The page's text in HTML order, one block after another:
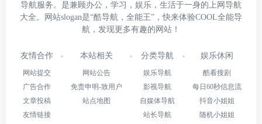
导航服务。是兼顾办公，学习，娱乐，生活于一身的上网导航
大全。网站slogan是“酷导航，全能王”，快来体验COOL全能导
航，发现更多有趣的网站！
友情合作
网站提交
广告合作
文章投稿
友情链接
本站相关
网站公告
免责申明-致用户
站点地图
分类导航
娱乐导航
影视导航
自媒体导航
站长导航
娱乐休闲
酷看搜剧
每日60秒信息流
抖音小姐姐
随机小姐姐